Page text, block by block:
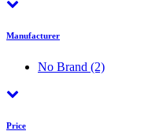
Manufacturer
No Brand (2)
Price